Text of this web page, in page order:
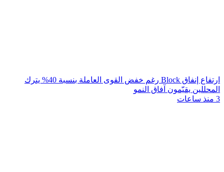
ارتفاع إنفاق Block رغم خفض القوى العاملة بنسبة 40% يترك
المحللين يقيّمون آفاق النمو
3 منذ ساعات